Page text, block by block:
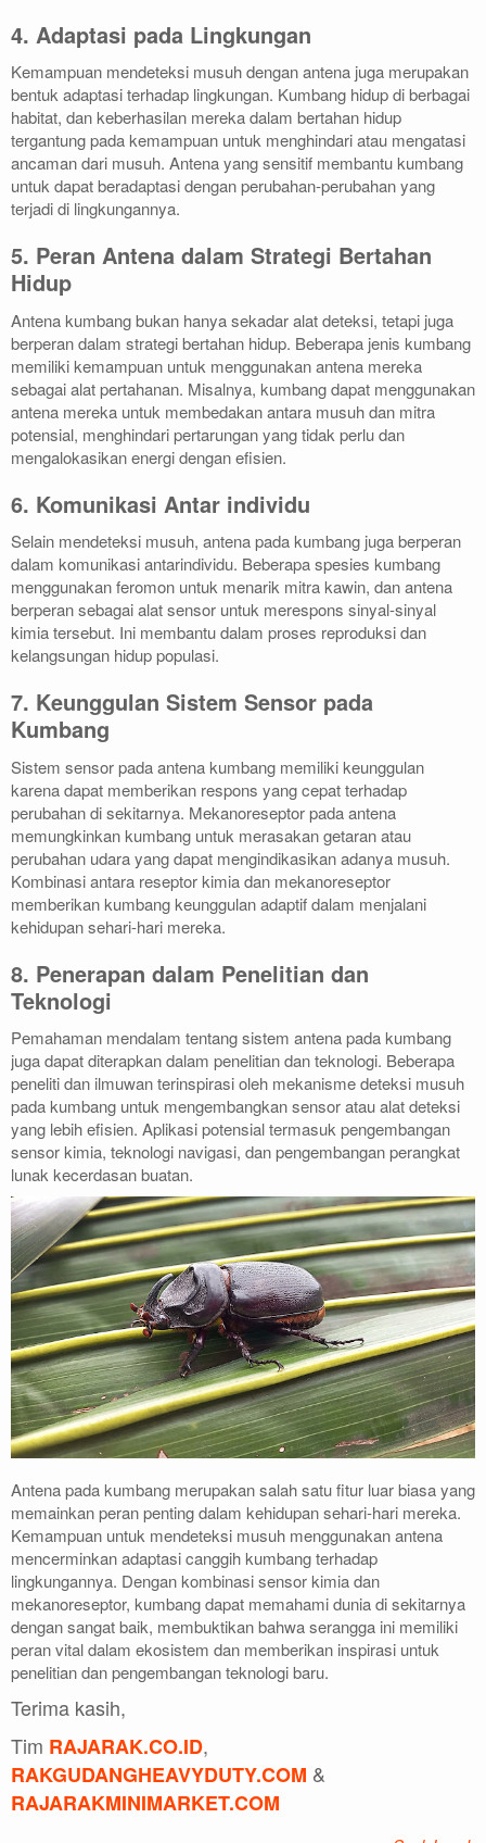
4. Adaptasi pada Lingkungan
Kemampuan mendeteksi musuh dengan antena juga merupakan
bentuk adaptasi terhadap lingkungan. Kumbang hidup di berbagai
habitat, dan keberhasilan mereka dalam bertahan hidup
tergantung pada kemampuan untuk menghindari atau mengatasi
ancaman dari musuh. Antena yang sensitif membantu kumbang
untuk dapat beradaptasi dengan perubahan-perubahan yang
terjadi di lingkungannya.
5. Peran Antena dalam Strategi Bertahan
Hidup
Antena kumbang bukan hanya sekadar alat deteksi, tetapi juga
berperan dalam strategi bertahan hidup. Beberapa jenis kumbang
memiliki kemampuan untuk menggunakan antena mereka
sebagai alat pertahanan. Misalnya, kumbang dapat menggunakan
antena mereka untuk membedakan antara musuh dan mitra
potensial, menghindari pertarungan yang tidak perlu dan
mengalokasikan energi dengan efisien.
6. Komunikasi Antar individu
Selain mendeteksi musuh, antena pada kumbang juga berperan
dalam komunikasi antarindividu. Beberapa spesies kumbang
menggunakan feromon untuk menarik mitra kawin, dan antena
berperan sebagai alat sensor untuk merespons sinyal-sinyal
kimia tersebut. Ini membantu dalam proses reproduksi dan
kelangsungan hidup populasi.
7. Keunggulan Sistem Sensor pada
Kumbang
Sistem sensor pada antena kumbang memiliki keunggulan
karena dapat memberikan respons yang cepat terhadap
perubahan di sekitarnya. Mekanoreseptor pada antena
memungkinkan kumbang untuk merasakan getaran atau
perubahan udara yang dapat mengindikasikan adanya musuh.
Kombinasi antara reseptor kimia dan mekanoreseptor
memberikan kumbang keunggulan adaptif dalam menjalani
kehidupan sehari-hari mereka.
8. Penerapan dalam Penelitian dan
Teknologi
Pemahaman mendalam tentang sistem antena pada kumbang
juga dapat diterapkan dalam penelitian dan teknologi. Beberapa
peneliti dan ilmuwan terinspirasi oleh mekanisme deteksi musuh
pada kumbang untuk mengembangkan sensor atau alat deteksi
yang lebih efisien. Aplikasi potensial termasuk pengembangan
sensor kimia, teknologi navigasi, dan pengembangan perangkat
lunak kecerdasan buatan.
Antena pada kumbang merupakan salah satu fitur luar biasa yang
memainkan peran penting dalam kehidupan sehari-hari mereka.
Kemampuan untuk mendeteksi musuh menggunakan antena
mencerminkan adaptasi canggih kumbang terhadap
lingkungannya. Dengan kombinasi sensor kimia dan
mekanoreseptor, kumbang dapat memahami dunia di sekitarnya
dengan sangat baik, membuktikan bahwa serangga ini memiliki
peran vital dalam ekosistem dan memberikan inspirasi untuk
penelitian dan pengembangan teknologi baru.
Terima kasih,
Tim RAJARAK.CO.ID,
RAKGUDANGHEAVYDUTY.COM &
RAJARAKMINIMARKET.COM